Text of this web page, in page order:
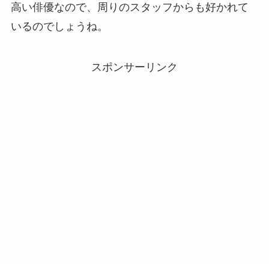
高い俳優なので、周りのスタッフからも好かれて
いるのでしょうね。
スポンサーリンク